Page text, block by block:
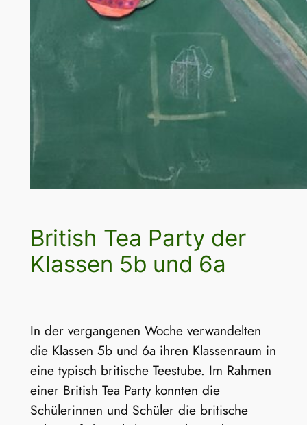
British Tea Party der
Klassen 5b und 6a
In der vergangenen Woche verwandelten
die Klassen 5b und 6a ihren Klassenraum in
eine typisch britische Teestube. Im Rahmen
einer British Tea Party konnten die
Schülerinnen und Schüler die britische